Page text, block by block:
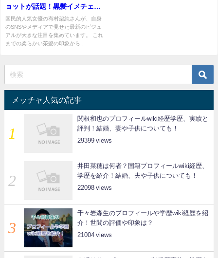
ョットが話題！黒髪イメチェン
で「北乃きいに激似」の声が続
出？
国民的人気女優の有村架純さんが、自身
のSNSやメディアで見せた最新のビジュ
アルが大きな注目を集めています。 これ
までの柔らかい茶髪の印象から...
メッチャ人気の記事
関根和也のプロフィールwiki経歴学歴、実績と
評判！結婚、妻や子供についても！
29399
井田菜穂は何者？国籍プロフィールwiki経歴、
学歴を紹介！結婚、夫や子供についても！
22098
千々岩森生のプロフィールや学歴wiki経歴を紹
介！世間の評価や印象は？
21004